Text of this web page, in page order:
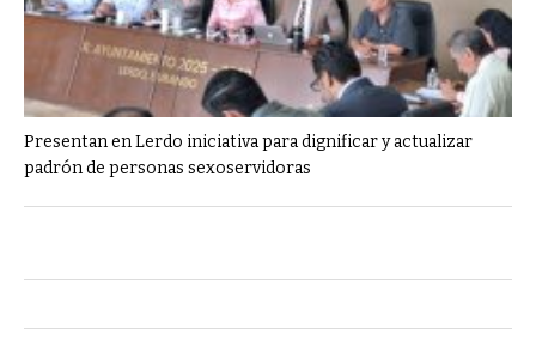
Presentan en Lerdo iniciativa para dignificar y actualizar
padrón de personas sexoservidoras